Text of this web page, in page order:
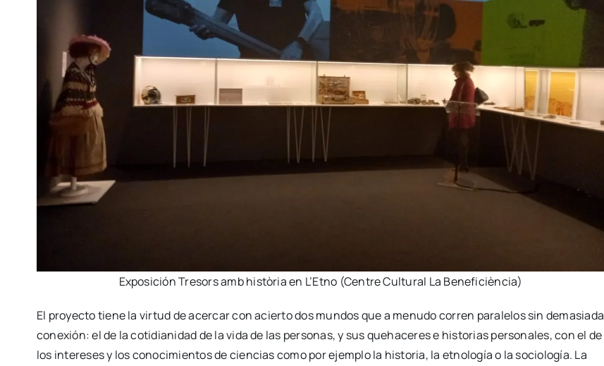
Expo­si­ción Tre­sors amb his­tò­ria en L’Etno (Cen­tre Cul­tu­ral La Bene­fi­cièn­cia)
El pro­yec­to tie­ne la vir­tud de acer­car con acier­to dos mun­dos que a menu­do corren para­le­los sin dema­sia­da
cone­xión: el de la coti­dia­ni­dad de la vida de las per­so­nas, y sus queha­ce­res e his­to­rias per­so­na­les, con el de
los intere­ses y los cono­ci­mien­tos de cien­cias como por ejem­plo la his­to­ria, la etno­lo­gía o la socio­lo­gía. La